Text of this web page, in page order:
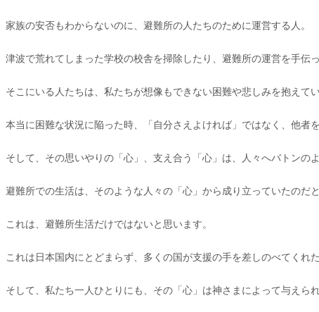
家族の安否もわからないのに、避難所の人たちのために運営する人。
津波で荒れてしまった学校の校舎を掃除したり、避難所の運営を手伝
そこにいる人たちは、私たちが想像もできない困難や悲しみを抱え
本当に困難な状況に陥った時、「自分さえよければ」ではなく、他者
そして、その思いやりの「心」、支え合う「心」は、人々へバトン
避難所での生活は、そのような人々の「心」から成り立っていたのだと
これは、避難所生活だけではないと思います。
これは日本国内にとどまらず、多くの国が支援の手を差しのべてく
そして、私たち一人ひとりにも、その「心」は神さまによって与えられ